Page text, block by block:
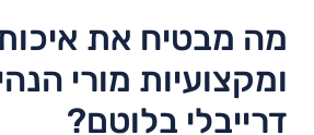
מה מבטיח את
ומקצועיות מורי
דרייבלי בלוטם?